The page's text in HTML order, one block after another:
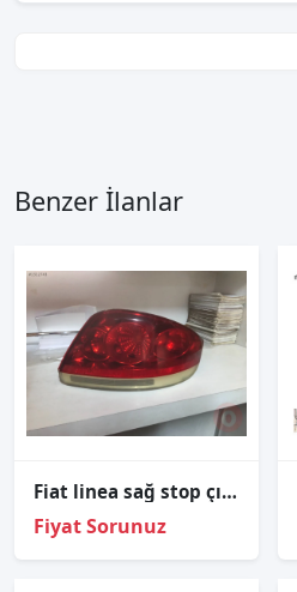
Benzer İlanlar
Fiat linea sağ stop çıkma
Fiyat Sorunuz